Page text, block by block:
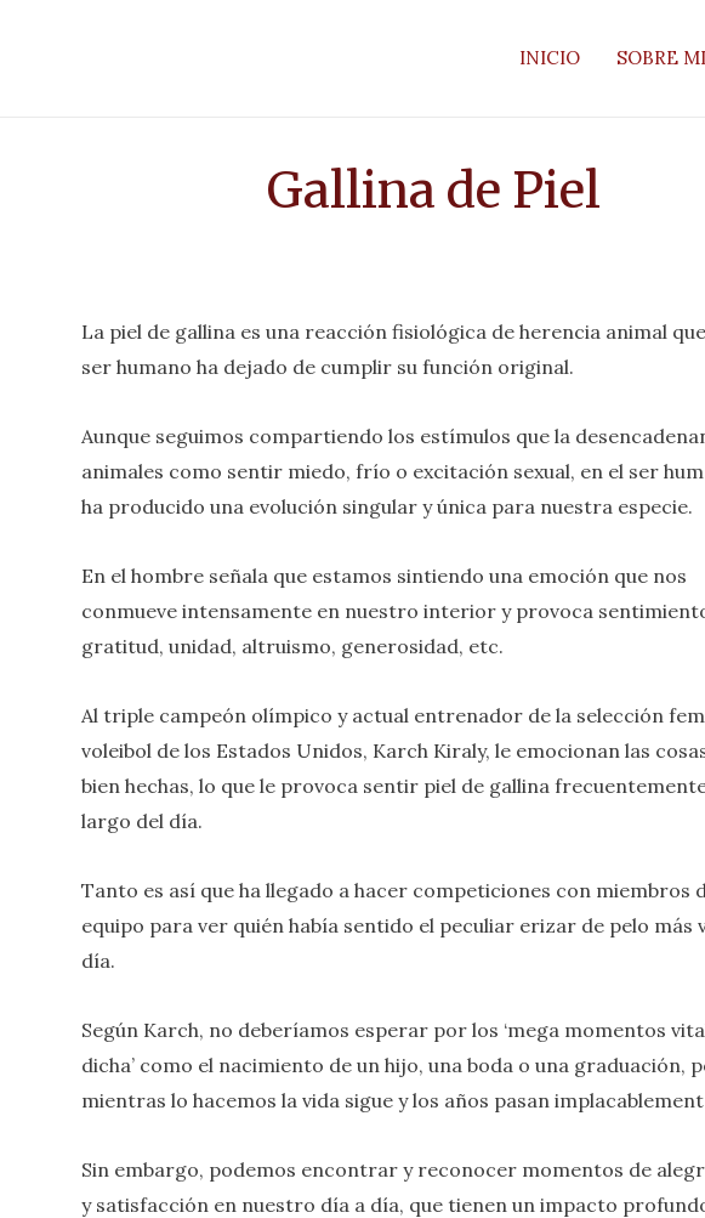
INICIO SOBRE MI
Gallina de Piel
La piel de gallina es una reacción fisiológica de herencia animal
ser humano ha dejado de cumplir su función original.
Aunque seguimos compartiendo los estímulos que la
animales como sentir miedo, frío o excitación sexual, en el ser
ha producido una evolución singular y única para nuestra especie.
En el hombre señala que estamos sintiendo una emoción que nos
conmueve intensamente en nuestro interior y provoca
gratitud, unidad, altruismo, generosidad, etc.
Al triple campeón olímpico y actual entrenador de la selección
voleibol de los Estados Unidos, Karch Kiraly, le emocionan las
bien hechas, lo que le provoca sentir piel de gallina
largo del día.
Tanto es así que ha llegado a hacer competiciones con miembros
equipo para ver quién había sentido el peculiar erizar de pelo más
día.
Según Karch, no deberíamos esperar por los ‘mega momentos
dicha’ como el nacimiento de un hijo, una boda o una graduación,
mientras lo hacemos la vida sigue y los años pasan
Sin embargo, podemos encontrar y reconocer momentos de
y satisfacción en nuestro día a día, que tienen un impacto